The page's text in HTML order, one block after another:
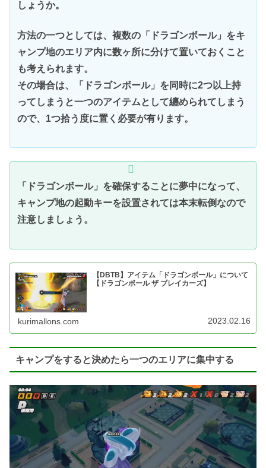
しょうか。
方法の一つとしては、複数の「ドラゴンボール」をキ
ャンプ地のエリア内に数ヶ所に分けて置いておくこと
も考えられます。
その場合は、「ドラゴンボール」を同時に2つ以上持
ってしまうと一つのアイテムとして纏められてしまう
ので、1つ拾う度に置く必要が有ります。
「ドラゴンボール」を確保することに夢中になって、
キャンプ地の起動キーを設置されては本末転倒なので
注意しましょう。
【DBTB】アイテム「ドラゴンボール」について
【ドラゴンボール ザ ブレイカーズ】
kurimallons.com 2023.02.16
キャンプをすると決めたら一つのエリアに集中する